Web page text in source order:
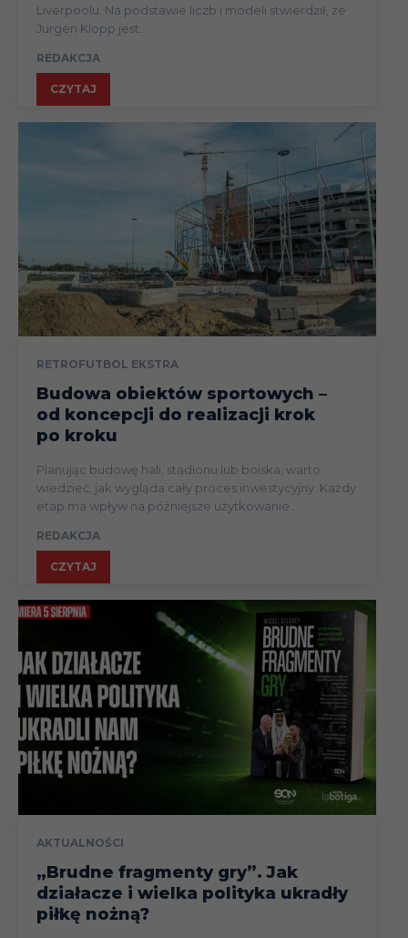
Liverpoolu. Na podstawie liczb i modeli stwierdził, że
Jurgen Klopp jest...
REDAKCJA
CZYTAJ
RETROFUTBOL EKSTRA
Budowa obiektów sportowych –
od koncepcji do realizacji krok
po kroku
Planując budowę hali, stadionu lub boiska, warto
wiedzieć, jak wygląda cały proces inwestycyjny. Każdy
etap ma wpływ na późniejsze użytkowanie...
REDAKCJA
CZYTAJ
AKTUALNOŚCI
„Brudne fragmenty gry”. Jak
działacze i wielka polityka ukradły
piłkę nożną?